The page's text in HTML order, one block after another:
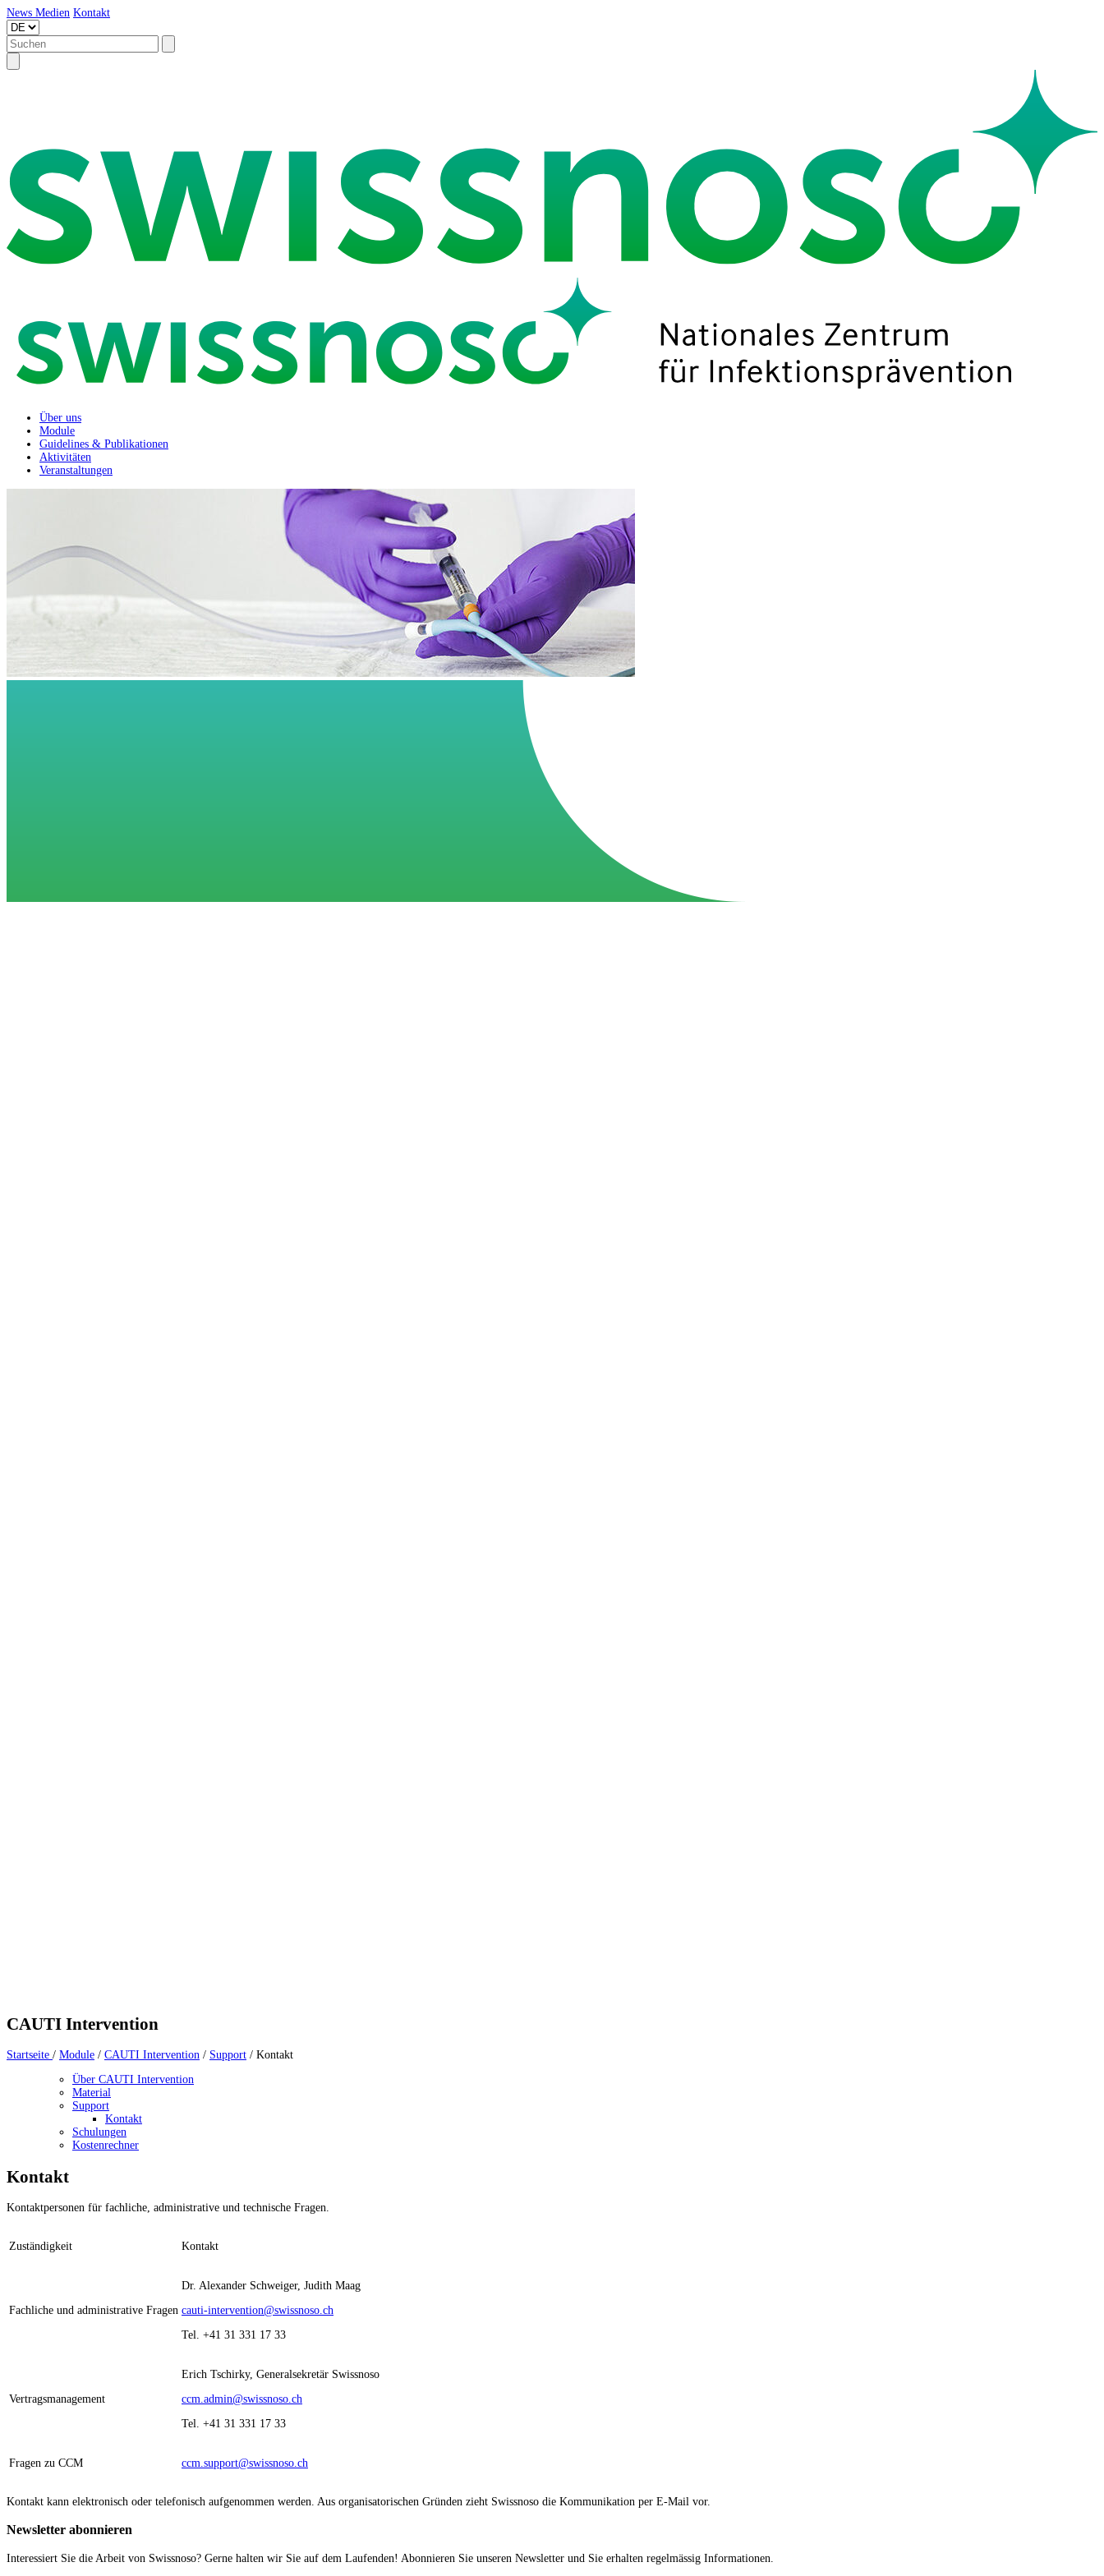
News Medien Kontakt
Über uns
Module
Guidelines & Publikationen
Aktivitäten
Veranstaltungen
CAUTI Intervention
Startseite / Module / CAUTI Intervention / Support / Kontakt
Über CAUTI Intervention
Material
Support
Kontakt
Schulungen
Kostenrechner
Kontakt
Kontaktpersonen für fachliche, administrative und technische Fragen.
Zuständigkeit Kontakt
Fachliche und administrative Fragen
Dr. Alexander Schweiger, Judith Maag
cauti-intervention@swissnoso.ch
Tel. +41 31 331 17 33
Vertragsmanagement
Erich Tschirky, Generalsekretär Swissnoso
ccm.admin@swissnoso.ch
Tel. +41 31 331 17 33
Fragen zu CCM ccm.support@swissnoso.ch
Kontakt kann elektronisch oder telefonisch aufgenommen werden. Aus organisatorischen Gründen zieht Swissnoso die Kommunikation per E-Mail vor.
Newsletter abonnieren
Interessiert Sie die Arbeit von Swissnoso? Gerne halten wir Sie auf dem Laufenden! Abonnieren Sie unseren Newsletter und Sie erhalten regelmässig Informationen.